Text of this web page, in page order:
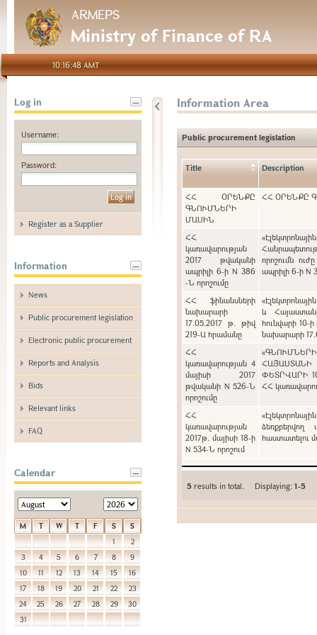
ARMEPS
Ministry of Finance of RA
10:16:48 AMT
Log in
Username:
Password:
Register as a Supplier
Information
News
Public procurement legislation
Electronic public procurement
Reports and Analysis
Bids
Relevant links
FAQ
Calendar
M T W T F S
S
1
2
3
4 5 6 7 8
9
10
11 12 13 14 15
16
17
18 19 20 21 22
23
24
25 26 27 28 29
30
31
Information Area
Public procurement legislation
Title Description
ՀՀ ՕՐԵՆՔԸ
ԳՆՈՒՄՆԵՐԻ
ՄԱՍԻՆ
ՀՀ ՕՐԵՆՔԸ
ՀՀ
կառավարության
2017 թվականի
ապրիլի 6-ի N 386
-Ն որոշումը
որոշումն
ապրիլի 6-ի N
ՀՀ ֆինանսների
նախարարի
17.05.2017 թ. թիվ
219-Ա հրամանը
և
հունվարի 10-
նախարարի
ՀՀ
կառավարության 4
մայիսի 2017
թվականի N 526-Ն
որոշումը
ՓԵՏՐՎԱՐԻ
ՀՀ
ՀՀ
կառավարության
2017թ. մայիսի 18-ի
N 534-Ն որոշում
ձեռքբերվող
հաստատելու
5 results in total. Displaying:1-5